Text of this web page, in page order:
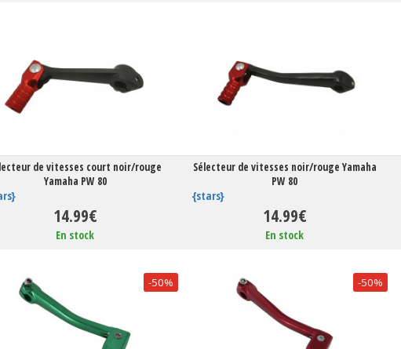
de vitesses court noir/rouge
Yamaha PW 80
14.99€
En stock
Sélecteur de vitesses noir/rouge Yamaha
PW 80
{stars}
14.99€
En stock
-50% -50%